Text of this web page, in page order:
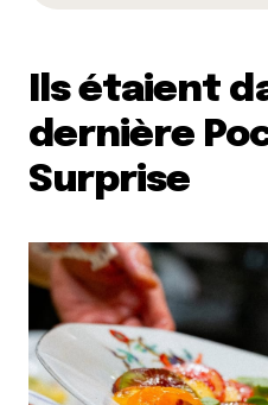
Ils étaient
dernière
Surprise